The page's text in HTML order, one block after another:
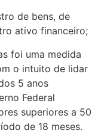
de bens, de
ativo financeiro;
foi uma medida
o intuito de lidar
5 anos
Federal
superiores a 50
de 18 meses.